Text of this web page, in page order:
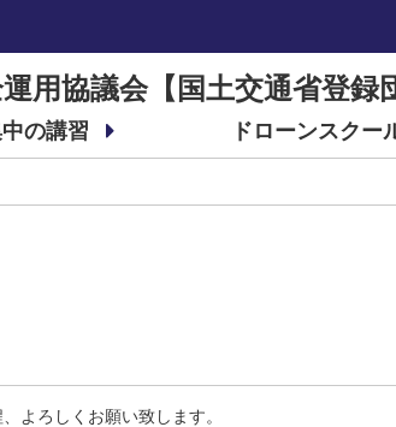
用協議会【国土交通省登録
の講習 ドローンスクー
よろしくお願い致します。